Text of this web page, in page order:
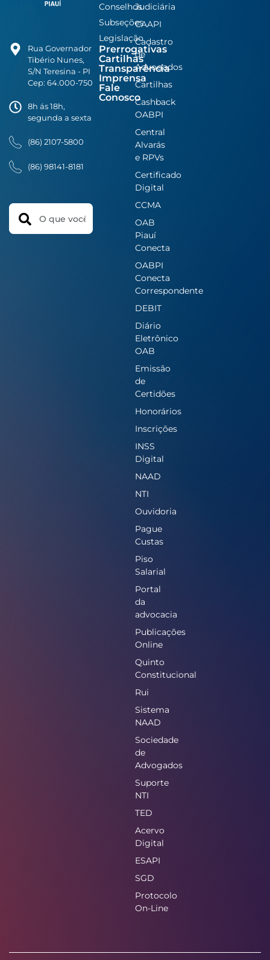
Rua Governador
Tibério Nunes,
S/N Teresina - PI
Cep: 64.000-750
8h ás 18h,
segunda a sexta
(86) 2107-5800
(86) 98141-8181
Search
Conselhos
Subseções
Legislação
Prerrogativas
Cartilhas
Transparência
Imprensa
Fale
Conosco
Judiciária
CAAPI
Cadastro
de
Advogados
Cartilhas
Cashback
OABPI
Central
Alvarás
e RPVs
Certificado
Digital
CCMA
OAB
Piauí
Conecta
OABPI
Conecta
Correspondente
DEBIT
Diário
Eletrônico
OAB
Emissão
de
Certidões
Honorários
Inscrições
INSS
Digital
NAAD
NTI
Ouvidoria
Pague
Custas
Piso
Salarial
Portal
da
advocacia
Publicações
Online
Quinto
Constitucional
Rui
Sistema
NAAD
Sociedade
de
Advogados
Suporte
NTI
TED
Acervo
Digital
ESAPI
SGD
Protocolo
On-Line